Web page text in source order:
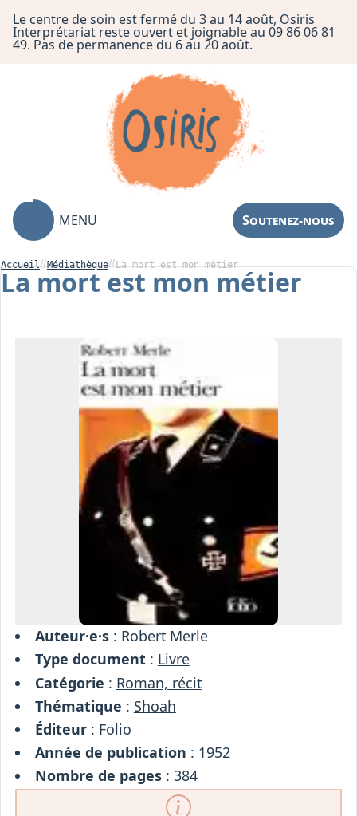
Le centre de soin est fermé du 3 au 14 août, Osiris
Interprétariat reste ouvert et joignable au 09 86 06 81
49. Pas de permanence du 6 au 20 août.
MENU Soutenez-nous
Centre de Soin
Interprétariat
Accueil Médiathèque La ​mort est mon métier
La ​mort est mon métier
Auteur·e·s: Robert Merle
Type document: Livre
Catégorie : Roman, récit
Thématique : Shoah
Éditeur: Folio
Année de publication : 1952
Nombre de pages: 384